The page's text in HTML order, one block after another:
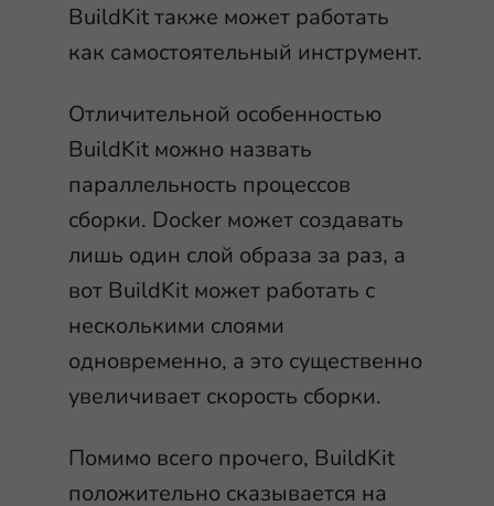
BuildKit также может работать
как самостоятельный инструмент.
Отличительной особенностью
BuildKit можно назвать
параллельность процессов
сборки. Docker может создавать
лишь один слой образа за раз, а
вот BuildKit может работать с
несколькими слоями
одновременно, а это существенно
увеличивает скорость сборки.
Помимо всего прочего, BuildKit
положительно сказывается на